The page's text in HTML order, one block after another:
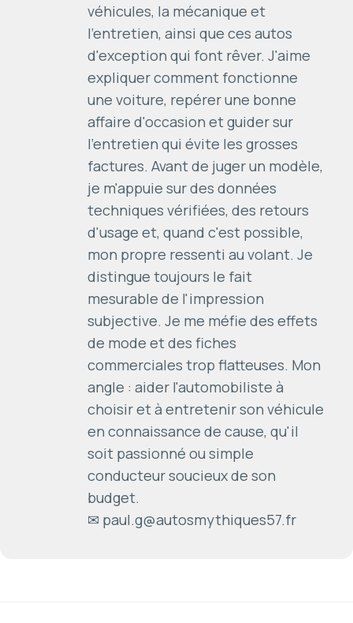
véhicules, la mécanique et
l'entretien, ainsi que ces autos
d'exception qui font rêver. J'aime
expliquer comment fonctionne
une voiture, repérer une bonne
affaire d'occasion et guider sur
l'entretien qui évite les grosses
factures. Avant de juger un modèle,
je m'appuie sur des données
techniques vérifiées, des retours
d'usage et, quand c'est possible,
mon propre ressenti au volant. Je
distingue toujours le fait
mesurable de l'impression
subjective. Je me méfie des effets
de mode et des fiches
commerciales trop flatteuses. Mon
angle : aider l'automobiliste à
choisir et à entretenir son véhicule
en connaissance de cause, qu'il
soit passionné ou simple
conducteur soucieux de son
budget.
✉ paul.g@autosmythiques57.fr